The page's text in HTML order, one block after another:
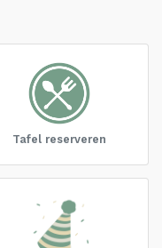
Tafel reserveren